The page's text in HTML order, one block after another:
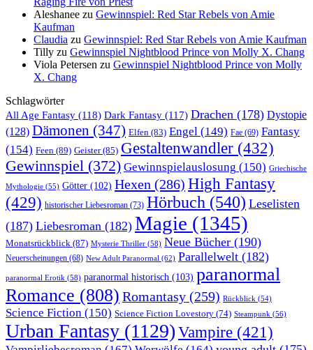
Aleshanee zu Gewinnspiel: Red Star Rebels von Amie
Kaufman
Claudia zu Gewinnspiel: Red Star Rebels von Amie Kaufman
Tilly zu Gewinnspiel Nightblood Prince von Molly X. Chang
Viola Petersen zu Gewinnspiel Nightblood Prince von Molly
X. Chang
Schlagwörter
All Age Fantasy (118) Dark Fantasy (117) Drachen (178) Dystopie
(128) Dämonen (347) Elfen (83) Engel (149) Fae (69) Fantasy
(154) Feen (89) Geister(85) Gestaltenwandler (432)
Gewinnspiel (372) Gewinnspielauslosung (150) Griechische
Mythologie (55) Götter (102) Hexen (286) High Fantasy
(429) historischer Liebesroman (73) Hörbuch (540) Leselisten
(187) Liebesroman (182) Magie (1345)
Monatsrückblick (87) Mysterie Thriller (58) Neue Bücher (190)
Neuerscheinungen (68) New Adult Paranormal (62) Parallelwelt (182)
paranormal Erotik (58) paranormal historisch (103) paranormal
Romance (808) Romantasy (259) Rückblick (54)
Science Fiction (150) Science Fiction Lovestory (74) Steampunk (56)
Urban Fantasy (1129) Vampire (421)